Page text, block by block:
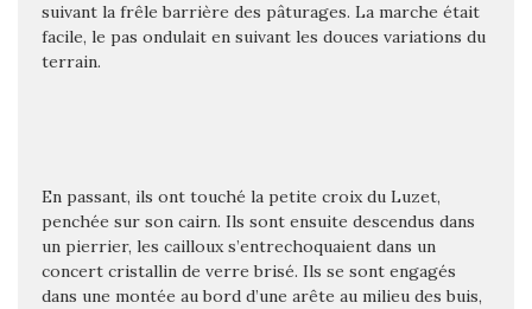
suivant la frêle barrière des pâturages. La marche était
facile, le pas ondulait en suivant les douces variations du
terrain.
En passant, ils ont touché la petite croix du Luzet,
penchée sur son cairn. Ils sont ensuite descendus dans
un pierrier, les cailloux s’entrechoquaient dans un
concert cristallin de verre brisé. Ils se sont engagés
dans une montée au bord d’une arête au milieu des buis,